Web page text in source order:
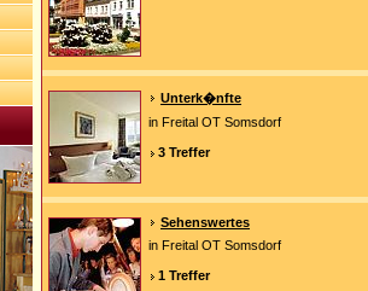
Unterk�nfte
in Freital OT Somsdorf
3 Treffer
Sehenswertes
in Freital OT Somsdorf
1 Treffer